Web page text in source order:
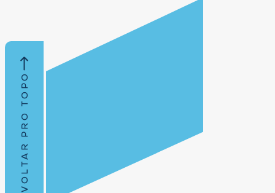
VOLTAR PRO TOPO